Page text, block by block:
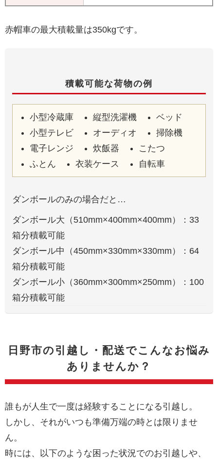
赤帽車の最大積載量は350kgです。
積載可能な荷物の例
小型冷蔵庫 縦型洗濯機
ベッド
小型テレビ
オーディオ
掃除機
電子レンジ
炊飯器
こたつ
ふとん
衣装ケース 自転車
ダンボールのみの場合だと…
ダンボール大（510mm×400mm×400mm）：33
箱分積載可能
ダンボール中（450mm×330mm×330mm）：64
箱分積載可能
ダンボール小（360mm×300mm×250mm）：100
箱分積載可能
日野市の引越し・配送でこんなお悩み
ありませんか？
誰もが人生で一度は経験することになる引越し。
しかし、それがいつも準備万端の時とは限りませ
ん。
時には、以下のような困った状況でのお引越しや、